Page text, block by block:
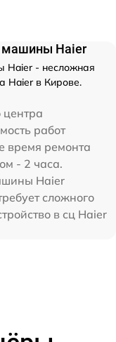
машины Haier
Haier - несложная
Haier в Кирове.
работ
время ремонта
- 2 часа.
Haier
сложного
в сц Haier